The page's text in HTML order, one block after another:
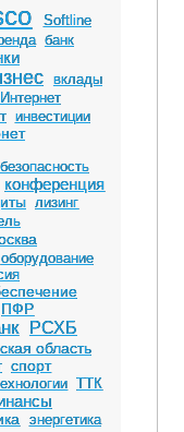
Softline
банк
вклады
инвестиции
конференция
лизинг
оборудование
ПФР
РСХБ
область
спорт
ТТК
энергетика